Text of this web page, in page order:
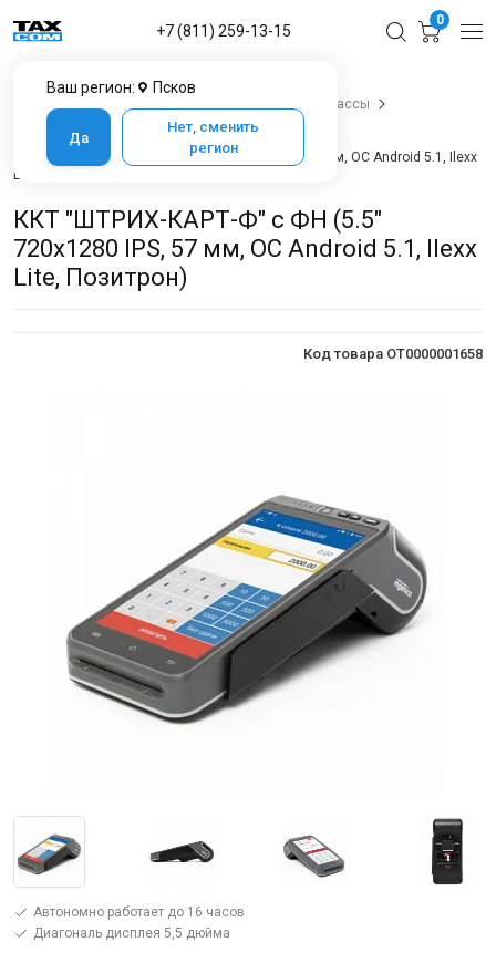
Ваш регион: Псков
Да
Нет, сменить
регион
+7 (811) 259-13-15
0
Онлайн-кассы
Смарт-терминалы
Смарт-терминалы Штрих-М
ККТ "ШТРИХ-КАРТ-Ф"
ККТ "ШТРИХ-КАРТ-Ф" с ФН (5.5" 720x1280 IPS, 57 мм, ОС Android 5.1, Ilexx
Lite, Позитрон)
ККТ "ШТРИХ-КАРТ-Ф" с ФН (5.5"
720x1280 IPS, 57 мм, ОС Android 5.1, Ilexx
Lite, Позитрон)
Код товара OT0000001658
Автономно работает до 16 часов
Диагональ дисплея 5,5 дюйма